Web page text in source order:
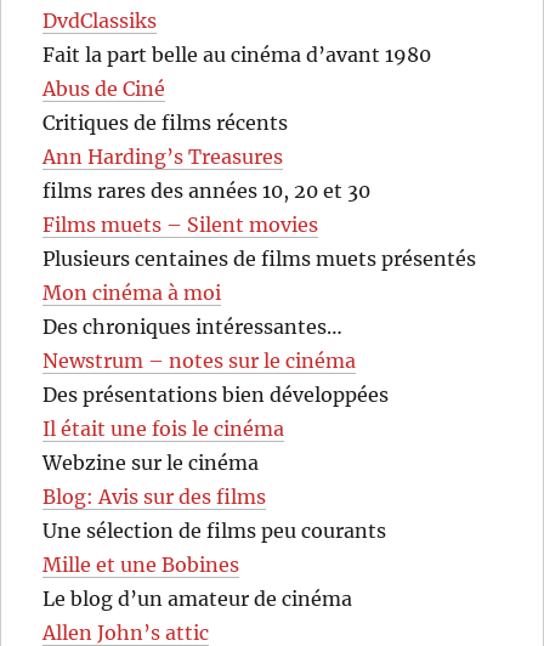
DvdClassiks
Fait la part belle au cinéma d’avant 1980
Abus de Ciné
Critiques de films récents
Ann Harding’s Treasures
films rares des années 10, 20 et 30
Films muets – Silent movies
Plusieurs centaines de films muets présentés
Mon cinéma à moi
Des chroniques intéressantes…
Newstrum – notes sur le cinéma
Des présentations bien développées
Il était une fois le cinéma
Webzine sur le cinéma
Blog: Avis sur des films
Une sélection de films peu courants
Mille et une Bobines
Le blog d’un amateur de cinéma
Allen John’s attic